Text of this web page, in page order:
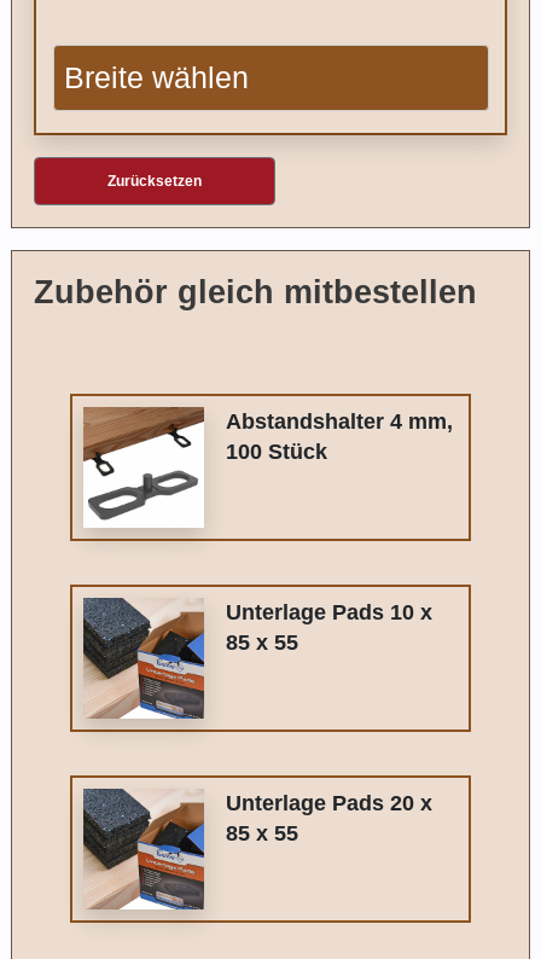
Zurücksetzen
Zubehör gleich mitbestellen
Abstandshalter 4 mm,
100 Stück
Unterlage Pads 10 x
85 x 55
Unterlage Pads 20 x
85 x 55